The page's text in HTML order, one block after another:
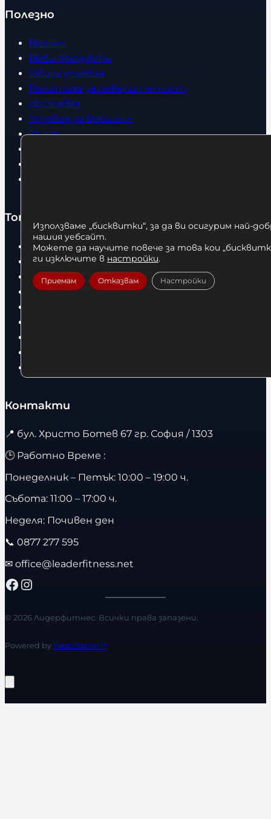
Полезно
Начало
Нови продукти
Общи условия
Политика за поверителност
Доставка
Условия за връщане
За нас
Топ категории
Бокс
Боксови чували
Боксови ръкавици
Дрехи
Контакти
📍 бул. Христо Ботев 67 гр. София / 1303
🕒 Работно Време :
Понеделник – Петък: 10:00 – 19:00 ч.
Събота: 11:00 – 17:00 ч.
Неделя: Почивен ден
📞 0877 277 595
✉ office@leaderfitness.net
Facebook Instagram
© 2026 Лидерфитнес. Всички права запазени.
Powered byWebStation™
Използваме „бисквитки“, за да ви осигурим най-
нашия уебсайт.
Можете да научите повече за това кои
ги изключите в настройки.
Приемам Отказвам Настройки